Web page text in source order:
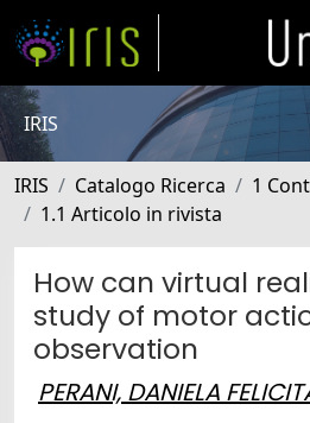
IRIS
IRIS Catalogo Ricerca
1
1.1 Articolo in rivista
How can virtual
study of motor
observation
PERANI, DANIELA